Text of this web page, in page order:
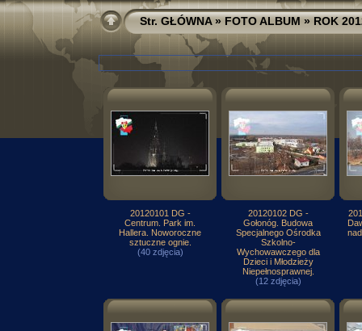
Str. GŁÓWNA»FOTO ALBUM»ROK
20120101 DG -
Centrum. Park im.
Hallera. Noworoczne
sztuczne ognie.
(40 zdjęcia)
20120102 DG -
Gołonóg. Budowa
Specjalnego Ośrodka
Szkolno-
Wychowawczego dla
Dzieci i Młodzieży
Niepełnosprawnej.
(12 zdjęcia)